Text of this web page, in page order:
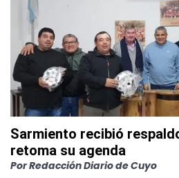
Sarmiento recibió
retoma su agenda
PorRedacción Diario de Cuyo